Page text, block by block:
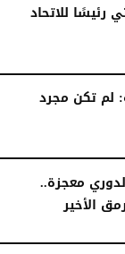
للاتحاد
لم تكن مجرد
معجزة..
الأخير